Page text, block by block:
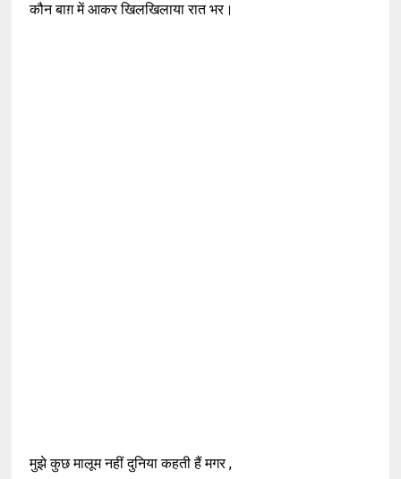
कौन बाग़ में आकर खिलखिलाया रात भर।
मुझे कुछ मालूम नहीं दुनिया कहती हैं मगर ,